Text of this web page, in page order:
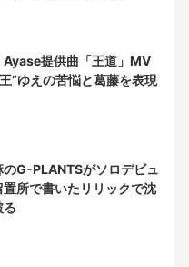
Ayase提供曲「王道」MV
”ゆえの苦悩と葛藤を表現
のG-PLANTSがソロデビュ
所で書いたリリックで沈
る